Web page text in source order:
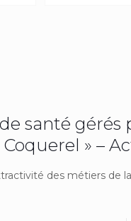
santé gérés
» –
des métiers de